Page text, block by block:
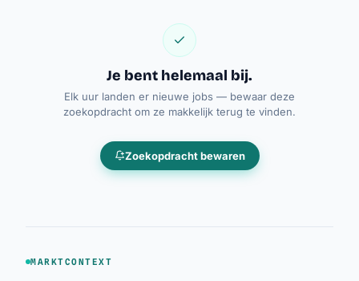
Je bent helemaal bij.
Elk uur landen er nieuwe jobs — bewaar deze
zoekopdracht om ze makkelijk terug te vinden.
Zoekopdracht bewaren
MARKTCONTEXT